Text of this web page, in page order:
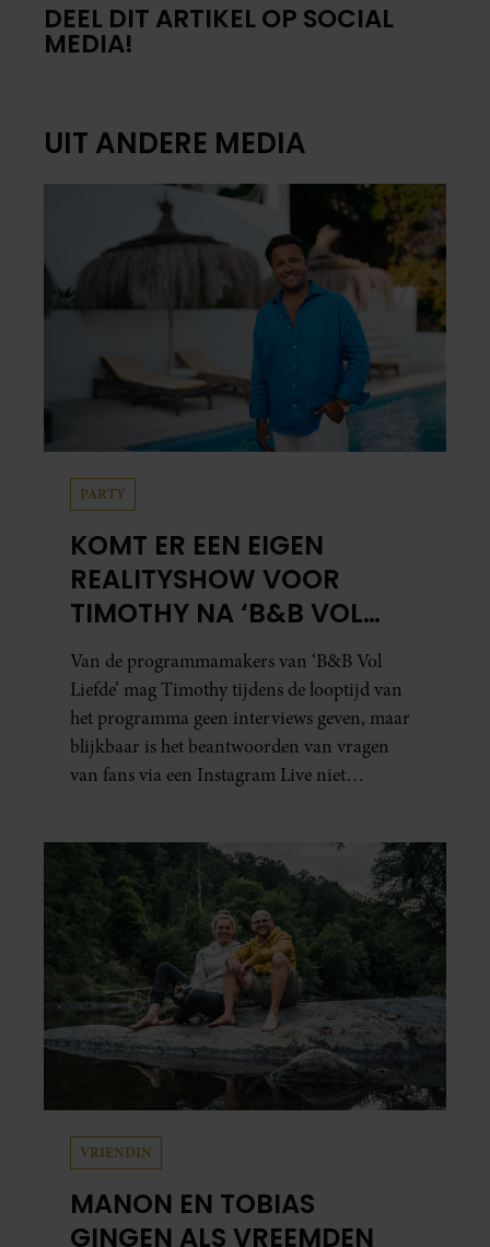
DEEL DIT ARTIKEL OP SOCIAL
MEDIA!
UIT ANDERE MEDIA
PARTY
KOMT ER EEN EIGEN
REALITYSHOW VOOR
TIMOTHY NA ‘B&B VOL
LIEFDE?’
Van de programmamakers van ‘B&B Vol
Liefde’ mag Timothy tijdens de looptijd van
het programma geen interviews geven, maar
blijkbaar is het beantwoorden van vragen
van fans via een Instagram Live niet
VRIENDIN
MANON EN TOBIAS
GINGEN ALS VREEMDEN